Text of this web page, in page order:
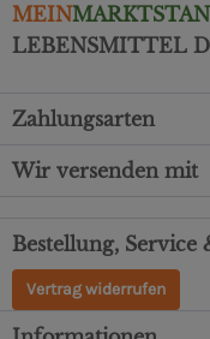
MEIN
LEBENSMITTEL
Zahlungsarten
Wir versenden mit
Bestellung, Service
Vertrag widerrufen